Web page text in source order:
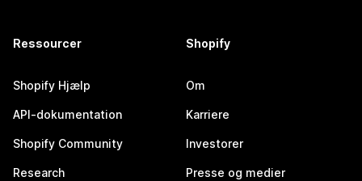
Ressourcer
Shopify Hjælp
API-dokumentation
Shopify Community
Research
Shopify
Om
Karriere
Investorer
Presse og medier